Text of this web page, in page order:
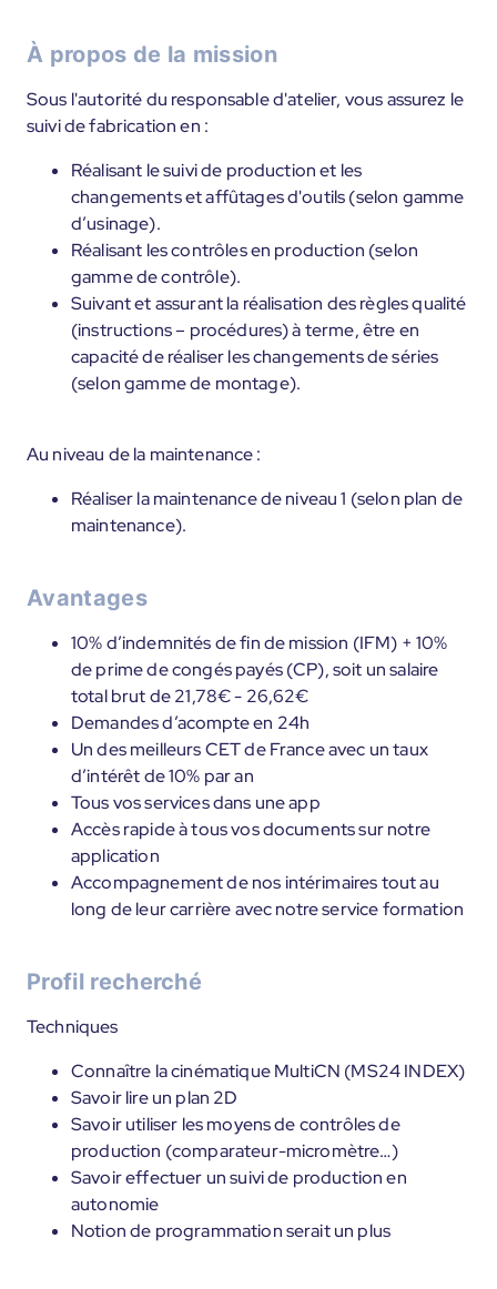
À propos de la mission
Sous l'autorité du responsable d'atelier, vous assurez le
suivi de fabrication en :
Réalisant le suivi de production et les
changements et affûtages d'outils (selon gamme
d’usinage).
Réalisant les contrôles en production (selon
gamme de contrôle).
Suivant et assurant la réalisation des règles qualité
(instructions – procédures) à terme, être en
capacité de réaliser les changements de séries
(selon gamme de montage).
Au niveau de la maintenance :
Réaliser la maintenance de niveau 1 (selon plan de
maintenance).
Avantages
10% d’indemnités de fin de mission (IFM) + 10%
de prime de congés payés (CP), soit un salaire
total brut de 21,78€ - 26,62€
Demandes d’acompte en 24h
Un des meilleurs CET de France avec un taux
d’intérêt de 10% par an
Tous vos services dans une app
Accès rapide à tous vos documents sur notre
application
Accompagnement de nos intérimaires tout au
long de leur carrière avec notre service formation
Profil recherché
Techniques
Connaître la cinématique MultiCN (MS24 INDEX)
Savoir lire un plan 2D
Savoir utiliser les moyens de contrôles de
production (comparateur-micromètre…)
Savoir effectuer un suivi de production en
autonomie
Notion de programmation serait un plus